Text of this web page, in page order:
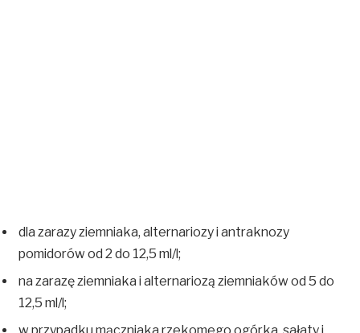
dla zarazy ziemniaka, alternariozy i antraknozy
pomidorów od 2 do 12,5 ml/l;
na zarazę ziemniaka i alternariozą ziemniaków od 5 do
12,5 ml/l;
w przypadku mączniaka rzekomego ogórka, sałaty i